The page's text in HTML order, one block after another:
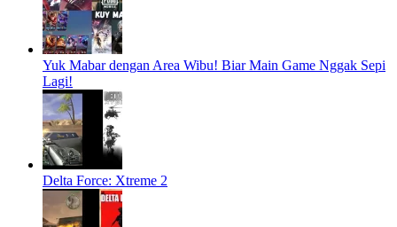
Yuk Mabar dengan Area Wibu! Biar Main Game Nggak Sepi
Lagi!
Delta Force: Xtreme 2